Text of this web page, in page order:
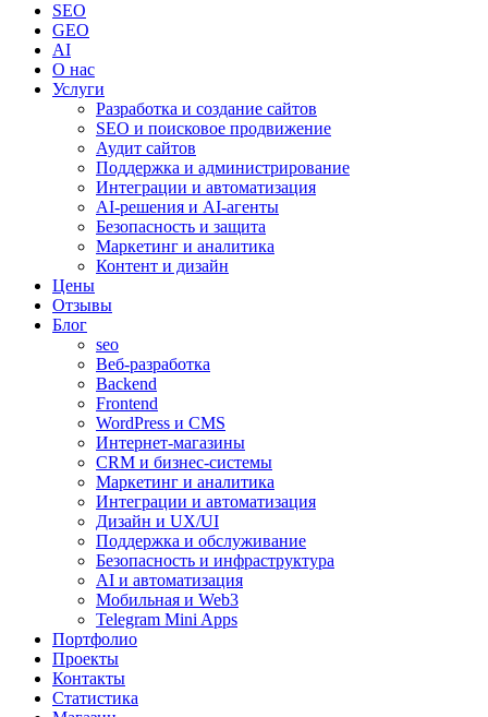
SEO
GEO
AI
О нас
Услуги
Разработка и создание сайтов
SEO и поисковое продвижение
Аудит сайтов
Поддержка и администрирование
Интеграции и автоматизация
AI-решения и AI-агенты
Безопасность и защита
Маркетинг и аналитика
Контент и дизайн
Цены
Отзывы
Блог
seo
Веб-разработка
Backend
Frontend
WordPress и CMS
Интернет-магазины
CRM и бизнес-системы
Маркетинг и аналитика
Интеграции и автоматизация
Дизайн и UX/UI
Поддержка и обслуживание
Безопасность и инфраструктура
AI и автоматизация
Мобильная и Web3
Telegram Mini Apps
Портфолио
Проекты
Контакты
Статистика